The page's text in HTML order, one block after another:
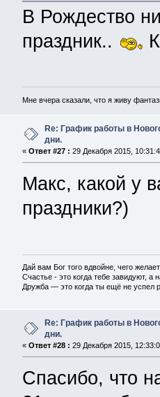
В Рождество
праздник..
Мне вчера сказали, что я живу
Re: График работы в
дни.
«Ответ #27 : 29 Декабря 2015,
Макс, какой у
праздники?)
Дай вам Бог того вдвойне, чего
Счастье - это когда тебе завидуют, а
Дружба — это когда ты ещё не успел
Re: График работы в
дни.
«Ответ #28 : 29 Декабря 2015,
Спасибо, что